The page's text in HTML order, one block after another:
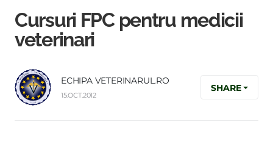
Cursuri FPC pentru medicii
veterinari
ECHIPA VETERINARUL.RO
15.OCT.2012
SHARE